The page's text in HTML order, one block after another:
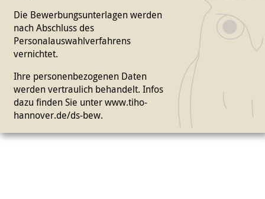
Die Bewerbungsunterlagen werden
nach Abschluss des
Personalauswahlverfahrens
vernichtet.
Ihre personenbezogenen Daten
werden vertraulich behandelt. Infos
dazu finden Sie unterwww.tiho-
hannover.de/ds-bew.